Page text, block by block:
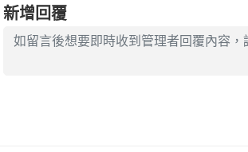
新增回覆